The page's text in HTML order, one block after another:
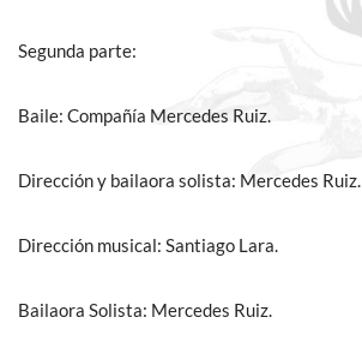
Segunda parte:
Baile: Compañía Mercedes Ruiz.
Dirección y bailaora solista: Mercedes Ruiz.
Dirección musical: Santiago Lara.
Bailaora Solista: Mercedes Ruiz.